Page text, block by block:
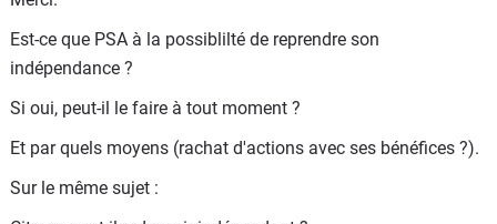
Est-ce que PSA à la possiblilté de reprendre son
indépendance ?
Si oui, peut-il le faire à tout moment ?
Et par quels moyens (rachat d'actions avec ses bénéfices ?).
Sur le même sujet :